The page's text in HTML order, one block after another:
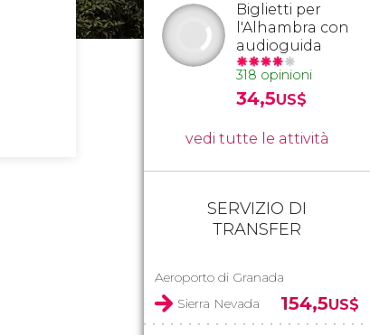
Biglietti per
l'Alhambra con
audioguida
318 opinioni
34,5US$
vedi tutte le attività
SERVIZIO DI
TRANSFER
Aeroporto di Granada
Sierra Nevada
154,5US$